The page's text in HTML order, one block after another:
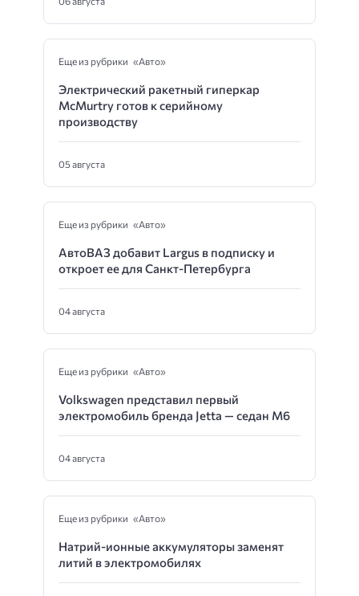
Еще из рубрики «Авто»
Электрический ракетный гиперкар
McMurtry готов к серийному
производству
05 августа
Еще из рубрики «Авто»
АвтоВАЗ добавит Largus в подписку и
откроет ее для Санкт-Петербурга
04 августа
Еще из рубрики «Авто»
Volkswagen представил первый
электромобиль бренда Jetta — седан M6
04 августа
Еще из рубрики «Авто»
Натрий-ионные аккумуляторы заменят
литий в электромобилях